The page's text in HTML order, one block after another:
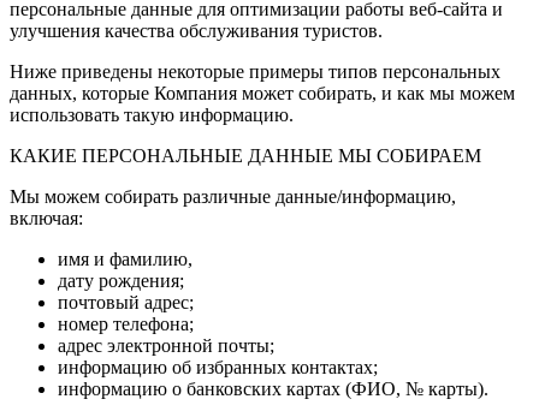
персональные данные для оптимизации работы веб-сайта и
улучшения качества обслуживания туристов.
Ниже приведены некоторые примеры типов персональных
данных, которые Компания может собирать, и как мы можем
использовать такую информацию.
КАКИЕ ПЕРСОНАЛЬНЫЕ ДАННЫЕ МЫ СОБИРАЕМ
Мы можем собирать различные данные/информацию,
включая:
имя и фамилию,
дату рождения;
почтовый адрес;
номер телефона;
адрес электронной почты;
информацию об избранных контактах;
информацию о банковских картах (ФИО, № карты).